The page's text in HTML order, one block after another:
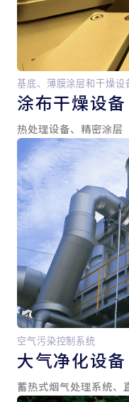
基底、薄膜涂层和干燥设
涂布干燥设备
热处理设备、精密涂层
空气污染控制系统
大气净化设备
蓄热式烟气处理系统、